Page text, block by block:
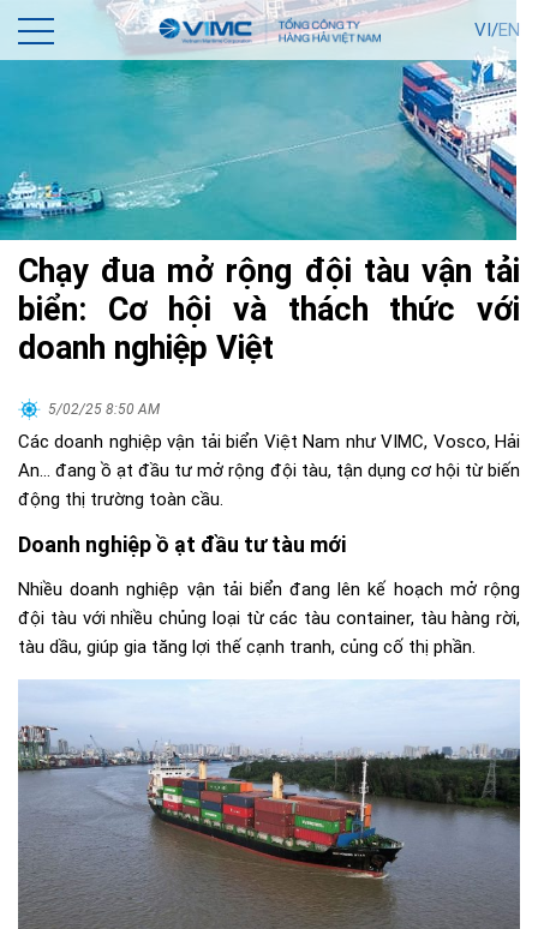
VI/EN
Chạy đua mở rộng đội tàu vận tải
biển: Cơ hội và thách thức với
doanh nghiệp Việt
5/02/25 8:50 AM
Các doanh nghiệp vận tải biển Việt Nam như VIMC, Vosco, Hải
An… đang ồ ạt đầu tư mở rộng đội tàu, tận dụng cơ hội từ biến
động thị trường toàn cầu.
Doanh nghiệp ồ ạt đầu tư tàu mới
Nhiều doanh nghiệp vận tải biển đang lên kế hoạch mở rộng
đội tàu với nhiều chủng loại từ các tàu container, tàu hàng rời,
tàu dầu, giúp gia tăng lợi thế cạnh tranh, củng cố thị phần.